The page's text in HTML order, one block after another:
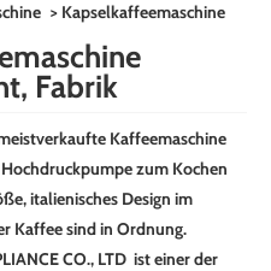
> Kapselkaffeemaschine
Fabrik
Kaffeemaschine
zum Kochen
italienisches Design im
Kaffee sind in Ordnung.
CO., LTD ist einer der